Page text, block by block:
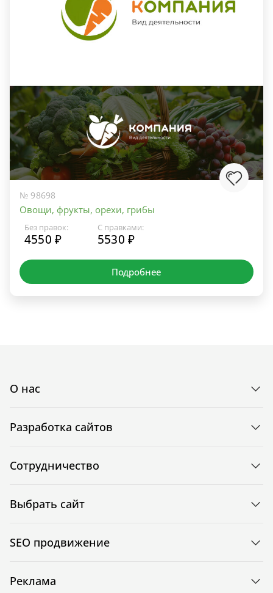
№ 98698
Овощи, фрукты, орехи, грибы
Без правок:
4550 ₽
С правками:
5530 ₽
Подробнее
О нас
Разработка сайтов
Сотрудничество
Выбрать сайт
SEO продвижение
Реклама